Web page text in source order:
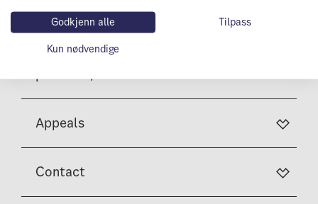
Buying on instalments (hire
purchase)
Appeals
Contact
Godkjenn alle
Tilpass
Kun nødvendige